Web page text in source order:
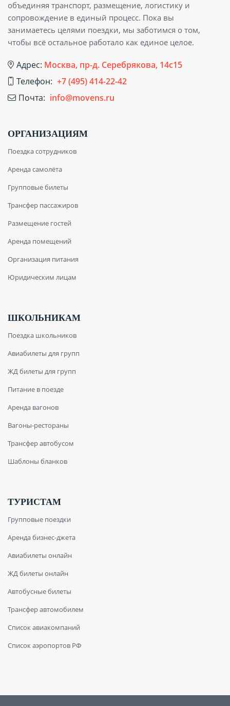
объединяя транспорт, размещение, логистику и
сопровождение в единый процесс. Пока вы
занимаетесь целями поездки, мы заботимся о том,
чтобы всё остальное работало как единое целое.
Адрес: Москва, пр-д. Серебрякова, 14с15
Телефон: +7 (495) 414-22-42
Почта: info@movens.ru
ОРГАНИЗАЦИЯМ
Поездка сотрудников
Аренда самолёта
Групповые билеты
Трансфер пассажиров
Размещение гостей
Аренда помещений
Организация питания
Юридическим лицам
ШКОЛЬНИКАМ
Поездка школьников
Авиабилеты для групп
ЖД билеты для групп
Питание в поезде
Аренда вагонов
Вагоны-рестораны
Трансфер автобусом
Шаблоны бланков
ТУРИСТАМ
Групповые поездки
Аренда бизнес-джета
Авиабилеты онлайн
ЖД билеты онлайн
Автобусные билеты
Трансфер автомобилем
Список авиакомпаний
Список аэропортов РФ